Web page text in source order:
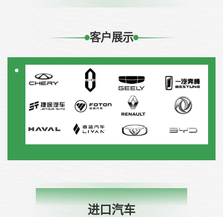
客户展示
进口汽车
IMPORTED AUTOMOBILE